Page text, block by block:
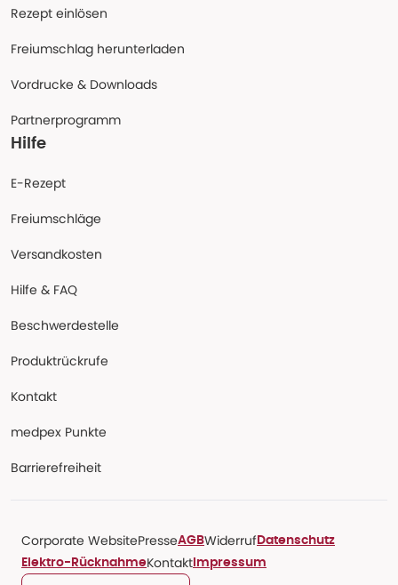
Rezept einlösen
Freiumschlag herunterladen
Vordrucke & Downloads
Partnerprogramm
Hilfe
E-Rezept
Freiumschläge
Versandkosten
Hilfe & FAQ
Beschwerdestelle
Produktrückrufe
Kontakt
medpex Punkte
Barrierefreiheit
Corporate WebsitePresseAGBWiderruf Datenschutz
Elektro-RücknahmeKontakt Impressum